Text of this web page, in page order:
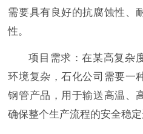
需要具有良好的抗腐蚀性、
性。
项目需求：在某高复杂
环境复杂，石化公司需要一
钢管产品，用于输送高温、
确保整个生产流程的安全稳定